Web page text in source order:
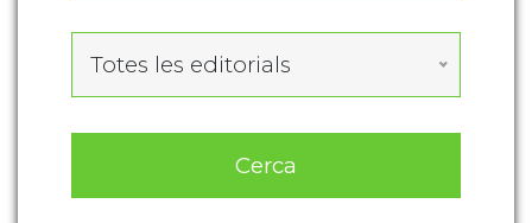
Totes les editorials
Cerca